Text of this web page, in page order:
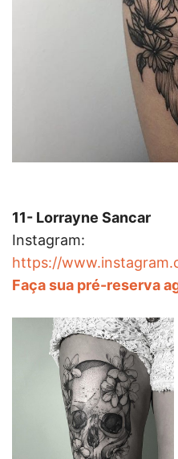
11- Lorrayne Sancar
Instagram:
https://
Faça sua pré-reserva